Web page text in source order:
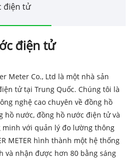
điện tử
điện tử
Meter Co., Ltd là một nhà sản
tử tại Trung Quốc. Chúng tôi là
nghệ cao chuyên về đồng hồ
hồ nước, đồng hồ nước điện tử và
với quản lý đo lường thông
METER hình thành một hệ thống
và nhận được hơn 80 bằng sáng